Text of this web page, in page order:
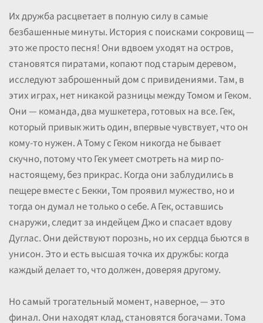
Их дружба расцветает в полную силу в самые
безбашенные минуты. История с поисками сокровищ —
это же просто песня! Они вдвоем уходят на остров,
становятся пиратами, копают под старым деревом,
исследуют заброшенный дом с привидениями. Там, в
этих играх, нет никакой разницы между Томом и Геком.
Они — команда, два мушкетера, готовых на все. Гек,
который привык жить один, впервые чувствует, что он
кому-то нужен. А Тому с Геком никогда не бывает
скучно, потому что Гек умеет смотреть на мир по-
настоящему, без прикрас. Когда они заблудились в
пещере вместе с Бекки, Том проявил мужество, но и
тогда он думал не только о себе. А Гек, оставшись
снаружи, следит за индейцем Джо и спасает вдову
Дуглас. Они действуют порознь, но их сердца бьются в
унисон. Это и есть высшая точка их дружбы: когда
каждый делает то, что должен, доверяя другому.
Но самый трогательный момент, наверное, — это
финал. Они находят клад, становятся богачами. Тома